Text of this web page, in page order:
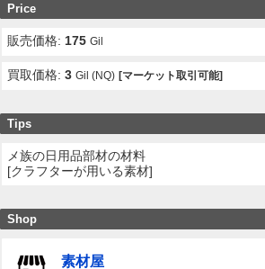
Price
販売価格:175 Gil
買取価格:3 Gil (NQ) [マーケット取引可能]
Tips
メ族の日用品部材の材料
[クラフターが用いる素材]
Shop
素材屋